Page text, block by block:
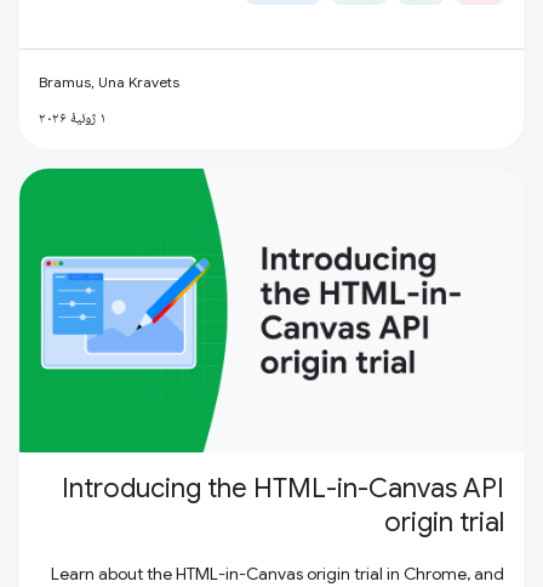
Bramus, Una Kravets
۱ ژوئیهٔ ۲۰۲۶
Introducing the HTML-in-Canvas API
origin trial
Learn about the HTML-in-Canvas origin trial in Chrome, and